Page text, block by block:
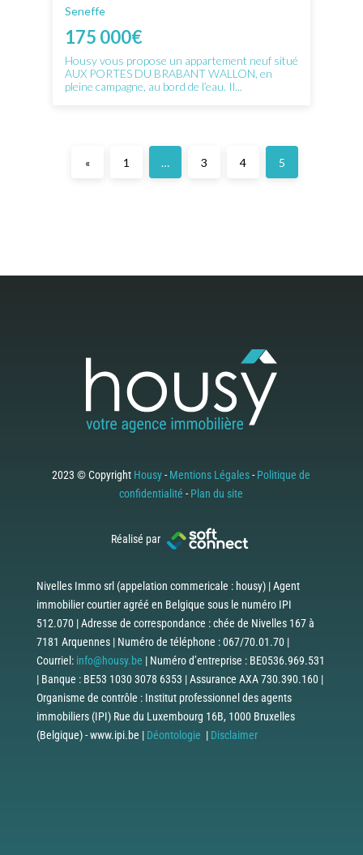
Seneffe
175 000€
Housy vous propose un appartement neuf situé
AUX PORTES DU BRABANT WALLON, en
pleine campagne, au bord de l’eau. Il...
« 1 … 3 4 5
2023 © Copyright Housy-Mentions Légales-Politique de
confidentialité -Plan du site
Réalisé par
Nivelles Immo srl (appelation commericale : housy) | Agent
immobilier courtier agréé en Belgique sous le numéro IPI
512.070 | Adresse de correspondance : chée de Nivelles 167 à
7181 Arquennes | Numéro de téléphone : 067/70.01.70 |
Courriel: info@housy.be | Numéro d’entreprise : BE0536.969.531
| Banque : BE53 1030 3078 6353 | Assurance AXA 730.390.160 |
Organisme de contrôle : Institut professionnel des agents
immobiliers (IPI) Rue du Luxembourg 16B, 1000 Bruxelles
(Belgique) - www.ipi.be | Déontologie | Disclaimer